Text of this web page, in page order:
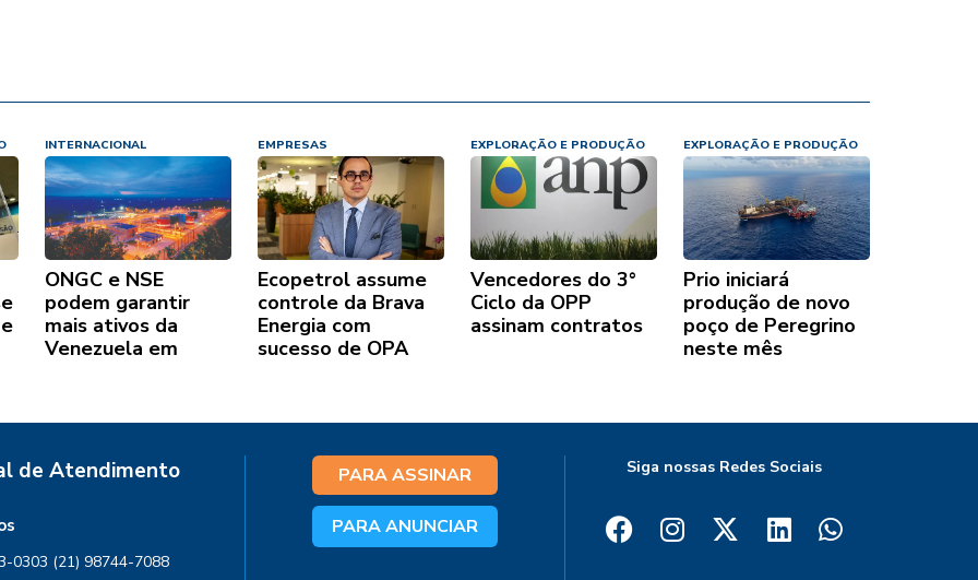
INTERNACIONAL
ONGC e NSE
podem garantir
mais ativos da
Venezuela em
EMPRESAS
Ecopetrol assume
controle da Brava
Energia com
sucesso de OPA
EXPLORAÇÃO E PRODUÇÃO
Vencedores do 3°
Ciclo da OPP
assinam contratos
EXPLORAÇÃO E PRODUÇÃO
Prio iniciará
produção de novo
poço de Peregrino
neste mês
de Atendimento
0303 (21) 98744-7088
PARA ASSINAR
PARA ANUNCIAR
Siga nossas Redes Sociais